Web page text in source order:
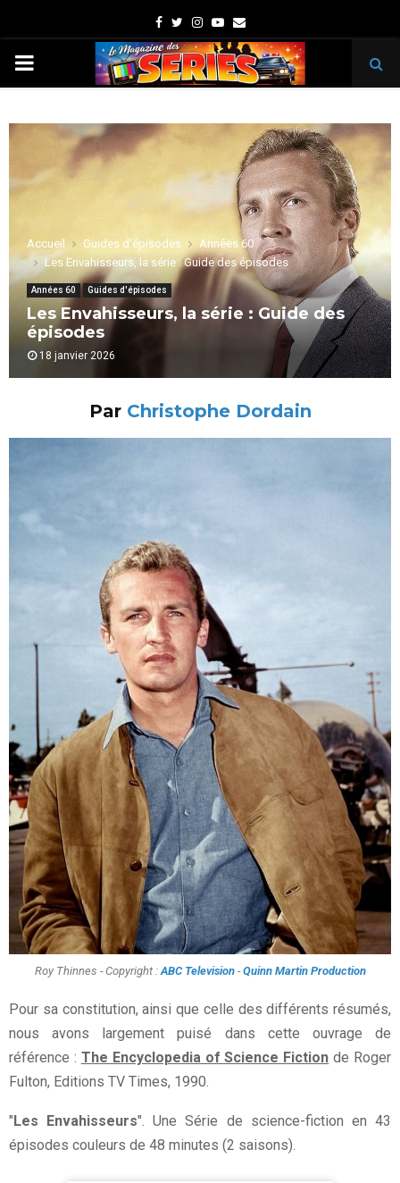
Facebook
TwitterInstagram
Youtube
Email
PRIMARY
Accueil Guides d'épisodes
Années 60
Les Envahisseurs, la série : Guide des épisodes
Années 60 Guides d'épisodes
Les Envahisseurs, la série : Guide des
épisodes
18 janvier 2026
Par Christophe Dordain
Roy Thinnes - Copyright :ABC Television-Quinn Martin Production
Pour sa constitution, ainsi que celle des différents résumés,
nous avons largement puisé dans cette ouvrage de
référence : The Encyclopedia of Science Fiction de Roger
Fulton, Editions TV Times, 1990.
"Les Envahisseurs". Une Série de science-fiction en 43
épisodes couleurs de 48 minutes (2 saisons).